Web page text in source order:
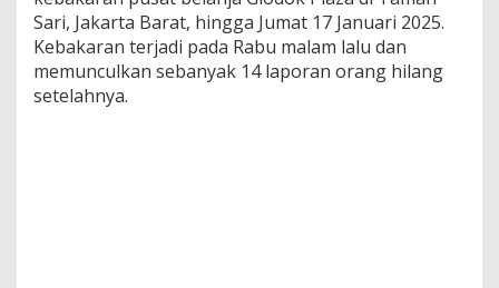
c
a
n
a
Sari, Jakarta Barat, hingga Jumat 17 Januari 2025.
Kebakaran terjadi pada Rabu malam lalu dan
memunculkan sebanyak 14 laporan orang hilang
setelahnya.